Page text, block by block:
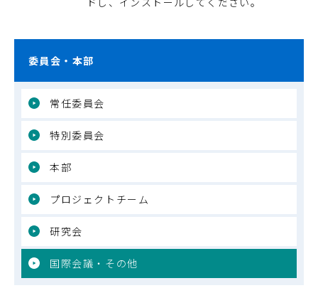
委員会・本部
常任委員会
特別委員会
本部
プロジェクトチーム
研究会
国際会議・その他